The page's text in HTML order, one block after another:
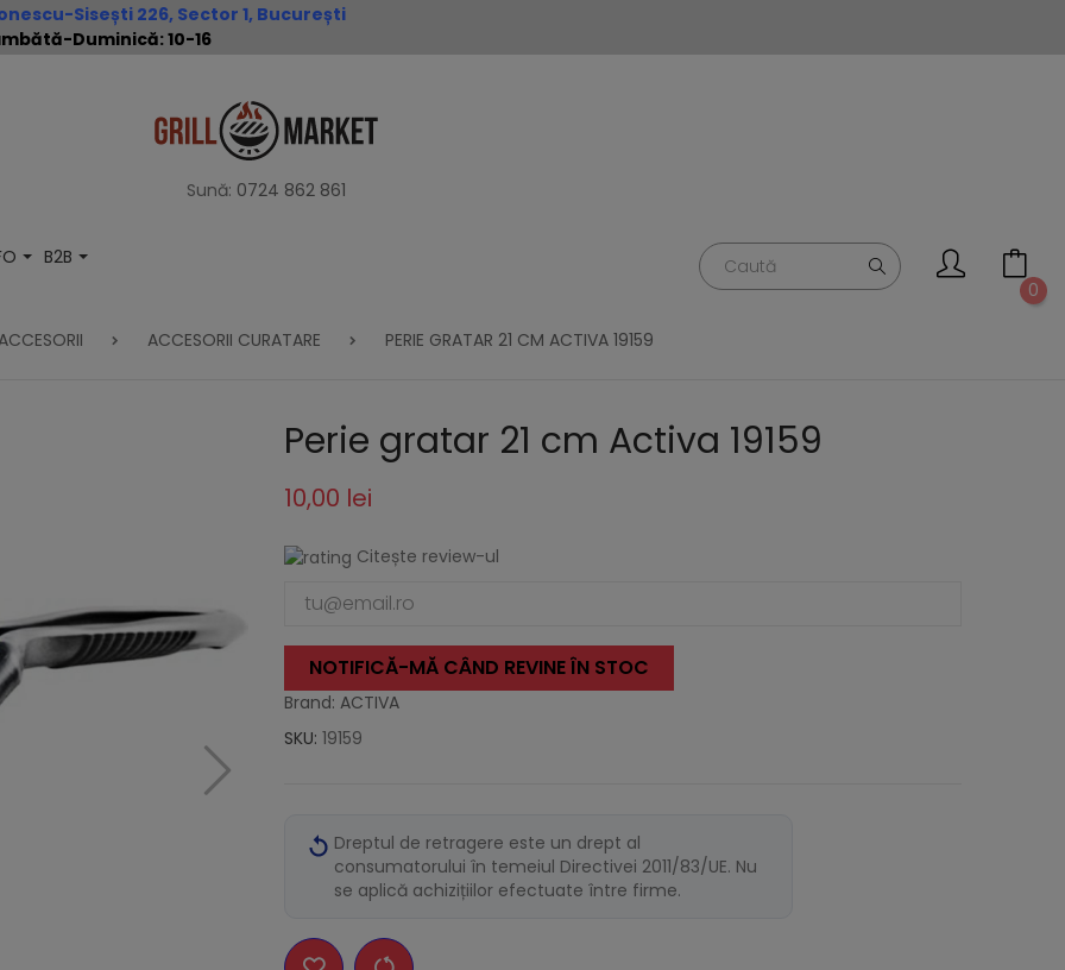
Sisești 226, Sector 1, București
Duminică: 10-16
Sună: 0724 862 861
B2B
0
ACCESORII CURATARE PERIE GRATAR 21 CM ACTIVA 19159
Perie gratar 21 cm Activa 19159
10,00 lei
Citește review-ul
NOTIFICĂ-MĂ CÂND REVINE ÎN STOC
Brand: ACTIVA
SKU: 19159
Dreptul de retragere este un drept al
consumatorului în temeiul Directivei 2011/83/UE. Nu
se aplică achizițiilor efectuate între firme.